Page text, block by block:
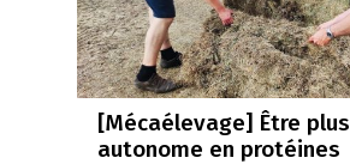
[Mécaélevage] Être plus
autonome en protéines